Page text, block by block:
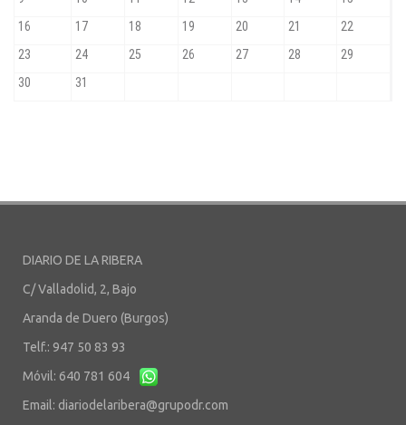
DIARIO DE LA RIBERA
C/ Valladolid, 2, Bajo
Aranda de Duero (Burgos)
Telf.: 947 50 83 93
Móvil: 640 781 604
Email: diariodelaribera@grupodr.com